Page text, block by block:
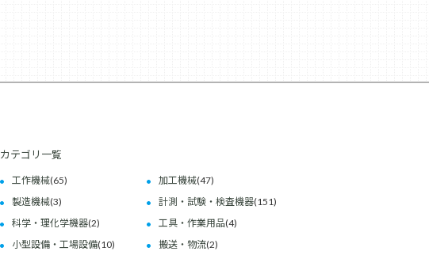
カテゴリ一覧
工作機械(65) 加工機械(47)
製造機械(3) 計測・試験・検査機器(151)
科学・理化学機器(2) 工具・作業用品(4)
小型設備・工場設備(10) 搬送・物流(2)